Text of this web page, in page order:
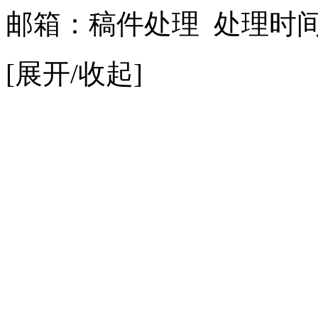
邮箱： 稿件处理 处理时
[展开/收起]